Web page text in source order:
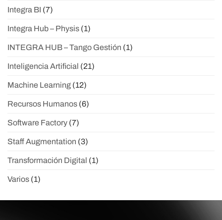
Integra BI (7)
Integra Hub – Physis (1)
INTEGRA HUB – Tango Gestión (1)
Inteligencia Artificial (21)
Machine Learning (12)
Recursos Humanos (6)
Software Factory (7)
Staff Augmentation (3)
Transformación Digital (1)
Varios (1)